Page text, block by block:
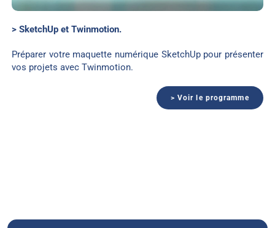
> SketchUp et Twinmotion.
Préparer votre maquette numérique SketchUp pour présenter
vos projets avec Twinmotion.
> Voir le programme